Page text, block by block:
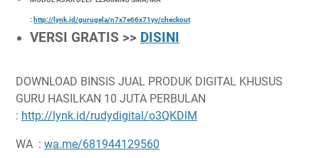
: http://lynk.id/gurugela/n7x7e66x71yv/checkout
VERSI GRATIS >> DISINI
DOWNLOAD BINSIS JUAL PRODUK DIGITAL KHUSUS
GURU HASILKAN 10 JUTA PERBULAN
: http://lynk.id/rudydigital/o3QKDlM
WA : wa.me/681944129560